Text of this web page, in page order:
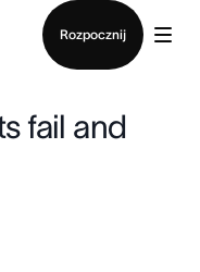
Rozpocznij
fail and